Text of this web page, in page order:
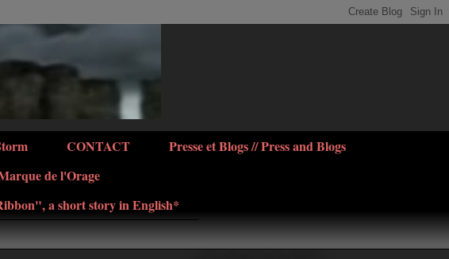
CONTACT
Presse et Blogs // Press and Blogs
de l'Orage
a short story in English*